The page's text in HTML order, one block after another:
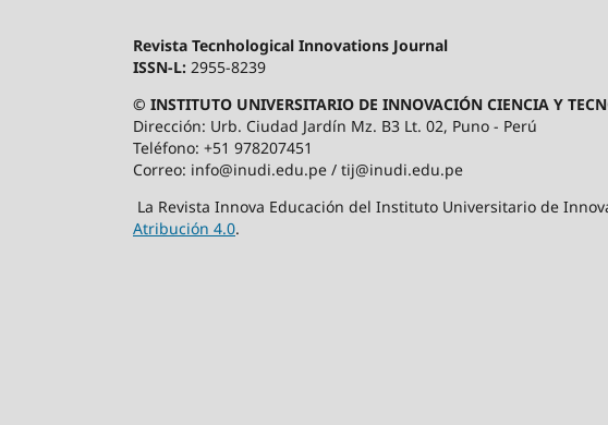
Revista Tecnhological Innovations Journal
ISSN-L: 2955-8239
© INSTITUTO UNIVERSITARIO DE INNOVACIÓN CIENCIA Y
Dirección: Urb. Ciudad Jardín Mz. B3 Lt. 02, Puno - Perú
Teléfono: +51 978207451
Correo: info@inudi.edu.pe / tij@inudi.edu.pe
La Revista Innova Educación del Instituto Universitario de
Atribución 4.0.